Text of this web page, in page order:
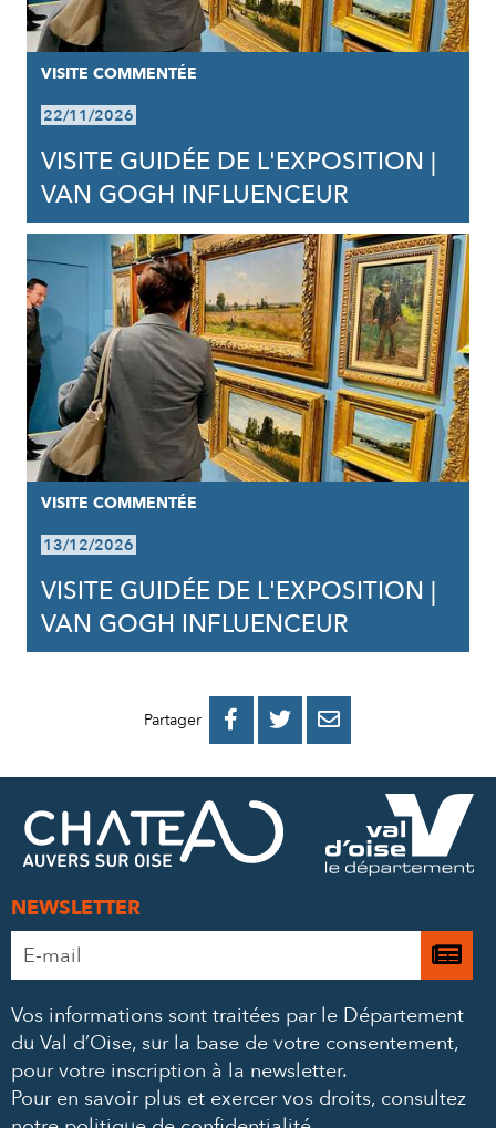
VISITE COMMENTÉE
22/11/2026
VISITE GUIDÉE DE L'EXPOSITION |
VAN GOGH INFLUENCEUR
VISITE COMMENTÉE
13/12/2026
VISITE GUIDÉE DE L'EXPOSITION |
VAN GOGH INFLUENCEUR
Partager 
PARTAGER
FACEBOOK
PARTAGER
PARTAGER
MAIL
NEWSLETTER
Adresse
e-
*
Je
à
Vos informations sont traitées par le Département
du Val d’Oise, sur la base de votre consentement,
pour votre inscription à la newsletter.
Pour en savoir plus et exercer vos droits, consultez